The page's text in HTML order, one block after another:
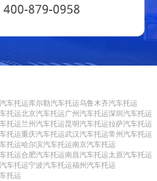
车托运库尔勒汽车托运乌鲁木齐汽车托运
托运北京汽车托运广州汽车托运深圳汽车托运
托运兰州汽车托运昆明汽车托运拉萨汽车托运
托运重庆汽车托运武汉汽车托运常州汽车托运
托运哈尔滨汽车托运南京汽车托运
托运合肥汽车托运南昌汽车托运太原汽车托运
车托运宁波汽车托运福州汽车托运
托运